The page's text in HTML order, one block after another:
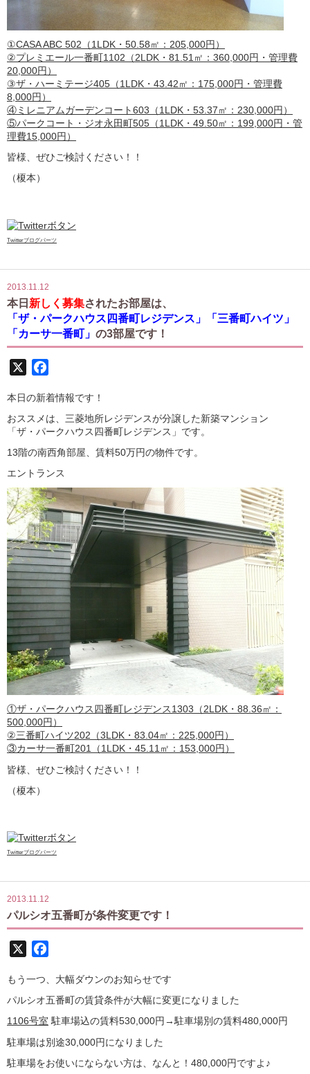
①CASA ABC 502（1LDK・50.58㎡：205,000円）
②プレミエール一番町1102（2LDK・81.51㎡：360,000円・管理費
20,000円）
③ザ・ハーミテージ405（1LDK・43.42㎡：175,000円・管理費
8,000円）
④ミレニアムガーデンコート603（1LDK・53.37㎡：230,000円）
⑤パークコート・ジオ永田町505（1LDK・49.50㎡：199,000円・管
理費15,000円）
皆様、ぜひご検討ください！！
（榎本）
Twitterブログパーツ
2013.11.12
本日 新しく募集されたお部屋は、
「ザ・パークハウス四番町レジデンス」「三番町ハイツ」
「カーサ一番町」 の3部屋です！
本日の新着情報です！
おススメは、三菱地所レジデンスが分譲した新築マンション
「ザ・パークハウス四番町レジデンス」です。
13階の南西角部屋、賃料50万円の物件です。
エントランス
①ザ・パークハウス四番町レジデンス1303（2LDK・88.36㎡：
500,000円）
②三番町ハイツ202（3LDK・83.04㎡：225,000円）
③カーサ一番町201（1LDK・45.11㎡：153,000円）
皆様、ぜひご検討ください！！
（榎本）
Twitterブログパーツ
2013.11.12
パルシオ五番町が条件変更です！
もう一つ、大幅ダウンのお知らせです
パルシオ五番町の賃貸条件が大幅に変更になりました
1106号室 駐車場込の賃料530,000円→駐車場別の賃料480,000円
駐車場は別途30,000円になりました
駐車場をお使いにならない方は、なんと！480,000円ですよ♪